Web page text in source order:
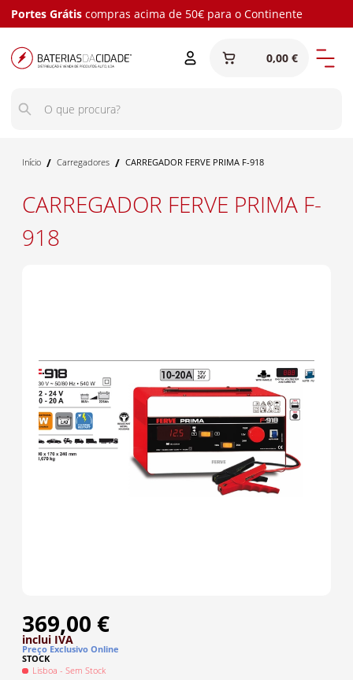
Portes Grátis compras acima de 50€ para o Continente
0,00 €
Início / Carregadores / CARREGADOR FERVE PRIMA F-918
CARREGADOR FERVE PRIMA F-
918
369,00 €
inclui IVA
Preço Exclusivo Online
STOCK
Lisboa - Sem Stock